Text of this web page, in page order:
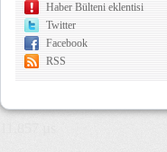
Haber Bülteni eklentisi
Twitter
Facebook
RSS